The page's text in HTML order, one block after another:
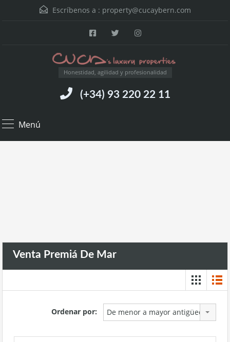
Escríbenos a : property@cucaybern.com
Honestidad, agilidad y profesionalidad
(+34) 93 220 22 11
Menú
Venta Premiá De Mar
Ordenar por: De menor a mayor antigüedad